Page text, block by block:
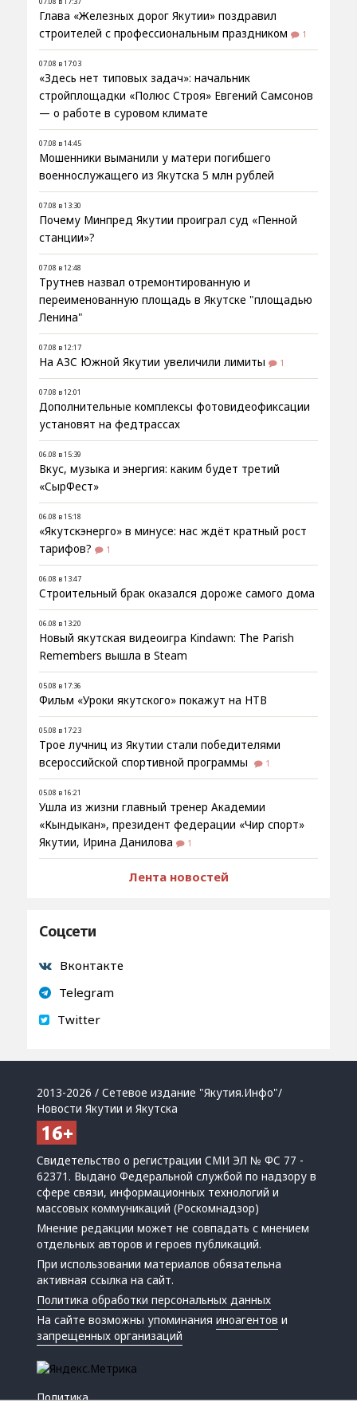
Глава «Железных дорог Якутии» поздравил
строителей с профессиональным праздником
1
07.08 в 17:03
«Здесь нет типовых задач»: начальник
стройплощадки «Полюс Строя» Евгений Самсонов
— о работе в суровом климате
07.08 в 14:45
Мошенники выманили у матери погибшего
военнослужащего из Якутска 5 млн рублей
07.08 в 13:30
Почему Минпред Якутии проиграл суд «Пенной
станции»?
07.08 в 12:48
Трутнев назвал отремонтированную и
переименованную площадь в Якутске "площадью
Ленина"
07.08 в 12:17
На АЗС Южной Якутии увеличили лимиты 1
07.08 в 12:01
Дополнительные комплексы фотовидеофиксации
установят на федтрассах
06.08 в 15:39
Вкус, музыка и энергия: каким будет третий
«СырФест»
06.08 в 15:18
«Якутскэнерго» в минусе: нас ждёт кратный рост
тарифов?
1
06.08 в 13:47
Строительный брак оказался дороже самого дома
06.08 в 13:20
Новый якутская видеоигра Kindawn: The Parish
Remembers вышла в Steam
05.08 в 17:36
Фильм «Уроки якутского» покажут на НТВ
05.08 в 17:23
Трое лучниц из Якутии стали победителями
всероссийской спортивной программы
1
05.08 в 16:21
Ушла из жизни главный тренер Академии
«Кындыкан», президент федерации «Чир спорт»
Якутии, Ирина Данилова
1
Лента новостей
Соцсети
Вконтакте
Telegram
Twitter
2013-2026 / Сетевое издание "Якутия.Инфо"/
Новости Якутии и Якутска
Свидетельство о регистрации СМИ ЭЛ № ФС 77 -
62371. Выдано Федеральной службой по надзору в
сфере связи, информационных технологий и
массовых коммуникаций (Роскомнадзор)
Мнение редакции может не совпадать с мнением
отдельных авторов и героев публикаций.
При использовании материалов обязательна
активная ссылка на сайт.
Политика обработки персональных данных
На сайте возможны упоминанияиноагентов и
запрещенных организаций
Политика